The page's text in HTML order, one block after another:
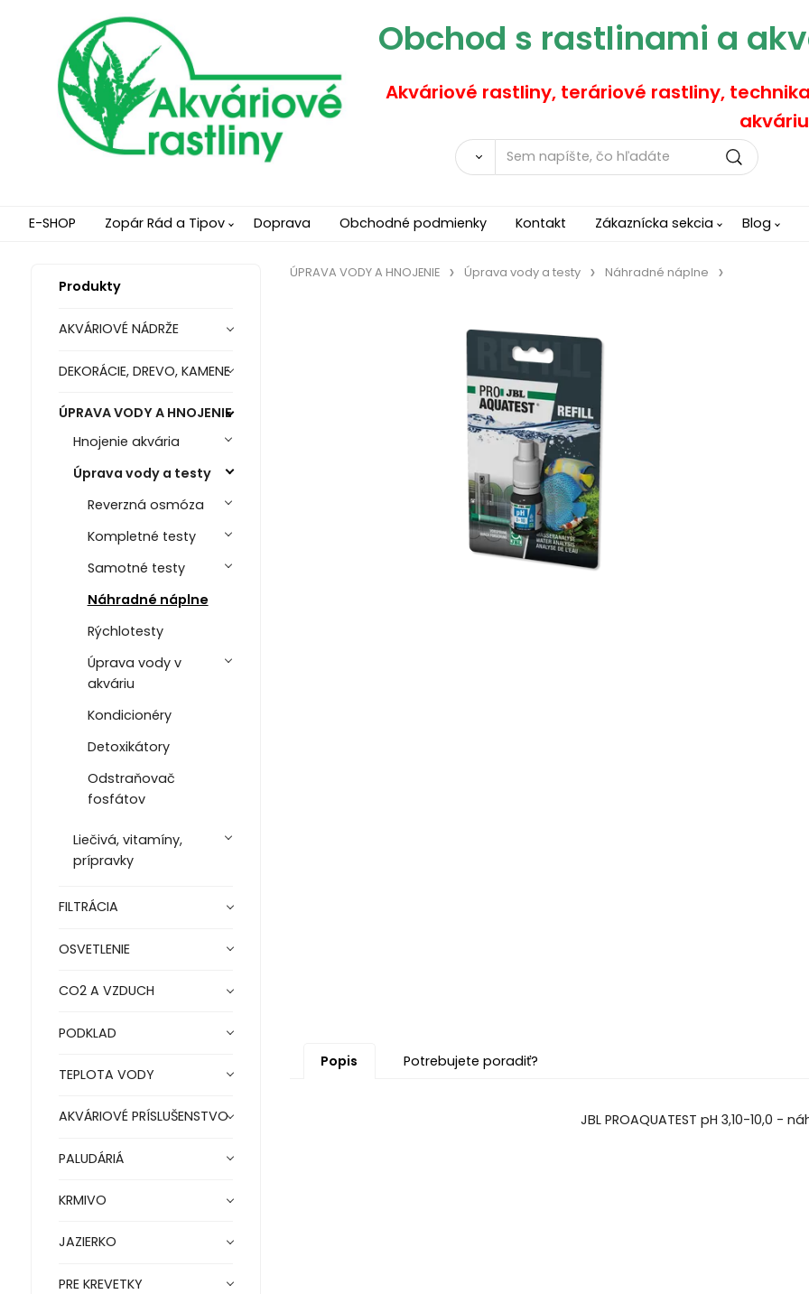
Obchod s rastlinami a
Akváriové rastliny, teráriové rastliny,
akváriu
E-SHOP Zopár Rád a Tipov Doprava Obchodné podmienky Kontakt Zákaznícka sekcia Blog
Produkty
AKVÁRIOVÉ NÁDRŽE
DEKORÁCIE, DREVO, KAMENE
ÚPRAVA VODY A HNOJENIE
Hnojenie akvária
Úprava vody a testy
Reverzná osmóza
Kompletné testy
Samotné testy
Náhradné náplne
Rýchlotesty
Úprava vody v
akváriu
Kondicionéry
Detoxikátory
Odstraňovač
fosfátov
Liečivá, vitamíny,
prípravky
FILTRÁCIA
OSVETLENIE
CO2 A VZDUCH
PODKLAD
TEPLOTA VODY
AKVÁRIOVÉ PRÍSLUŠENSTVO
PALUDÁRIÁ
KRMIVO
JAZIERKO
PRE KREVETKY
ÚPRAVA VODY A HNOJENIE Úprava vody a testy Náhradné náplne
Popis Potrebujete poradiť?
JBL PROAQUATEST pH 3,10-10,0 -